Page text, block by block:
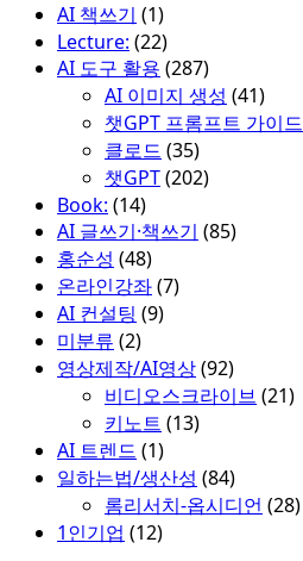
AI 책쓰기 (1)
Lecture: (22)
AI 도구 활용 (287)
AI 이미지 생성 (41)
챗GPT 프롬프트 가이드
클로드 (35)
챗GPT(202)
Book: (14)
AI 글쓰기·책쓰기 (85)
홍순성 (48)
온라인강좌(7)
AI 컨설팅 (9)
미분류 (2)
영상제작/AI영상(92)
비디오스크라이브 (21)
키노트 (13)
AI 트렌드 (1)
일하는법/생산성 (84)
롬리서치-옵시디언 (28)
1인기업 (12)